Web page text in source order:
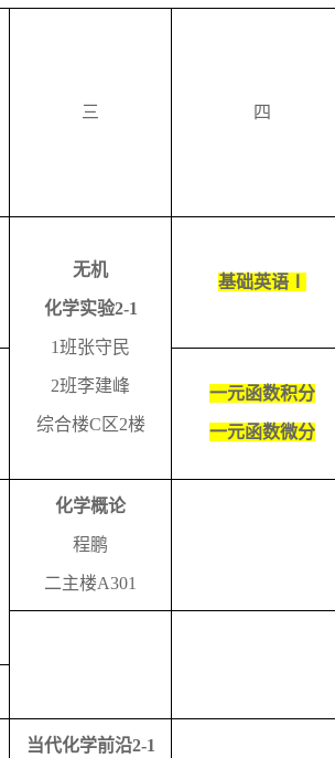
三 四
无机
化学实验2-1
1班张守民
2班李建峰
综合楼C 区2楼
基础英语Ⅰ
一元函数积分
一元函数微分
化学概论
程鹏
二主楼A301
当代化学前沿2-1